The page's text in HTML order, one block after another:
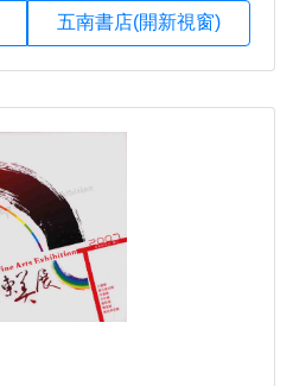
五南書店(開新視窗)